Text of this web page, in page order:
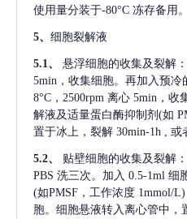
使用量分装于-80°C 冻存备用。
5、 细胞裂解液
5.1、 悬浮细胞的收集及裂解：
5min，收集细胞。再加入预冷
8°C，2500rpm 离心 5min，
解液及适量蛋白酶抑制剂(如
置于冰上，裂解 30min-1h , 或
5.2、
贴壁细胞的收集及裂解
PBS 洗三次。加入 0.5-1ml 细
(如PMSF，工作浓度 1mmol/
胞。细胞悬液转入离心管中，